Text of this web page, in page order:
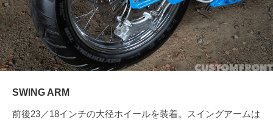
SWING ARM
前後23／18インチの大径ホイールを装着。スイングアームは